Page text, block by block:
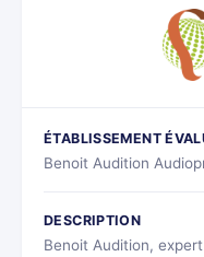
ÉTABLISSEMENT
Benoit Audition
DESCRIPTION
Benoit Audition,